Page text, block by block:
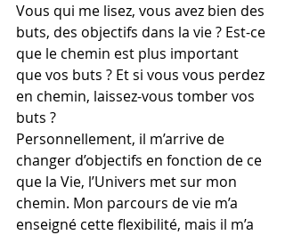
Vous qui me lisez, vous avez bien des
buts, des objectifs dans la vie ? Est-ce
que le chemin est plus important
que vos buts ? Et si vous vous perdez
en chemin, laissez-vous tomber vos
buts ?
Personnellement, il m’arrive de
changer d’objectifs en fonction de ce
que la Vie, l’Univers met sur mon
chemin. Mon parcours de vie m’a
enseigné cette flexibilité, mais il m’a